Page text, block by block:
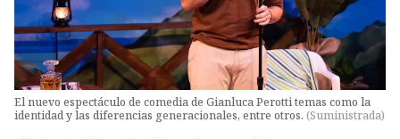
El nuevo espectáculo de comedia de Gianluca Perotti temas como la
identidad y las diferencias generacionales, entre otros. (Suministrada)